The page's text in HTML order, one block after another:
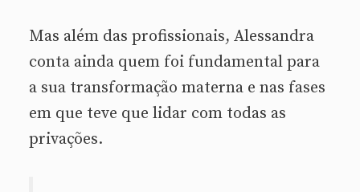
Mas além das profissionais, Alessandra
conta ainda quem foi fundamental para
a sua transformação materna e nas fases
em que teve que lidar com todas as
privações.